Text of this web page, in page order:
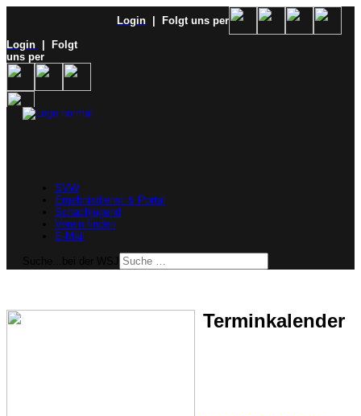
Login
| Folgt uns per
Login
| Folgt
uns per
SVW
Ergebnisdienst & Portal
Schachjugend
Verein finden
E-Mail
Terminkalender